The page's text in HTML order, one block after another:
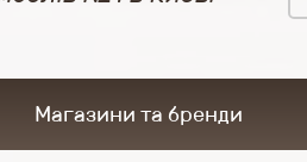
Магазини та бренди